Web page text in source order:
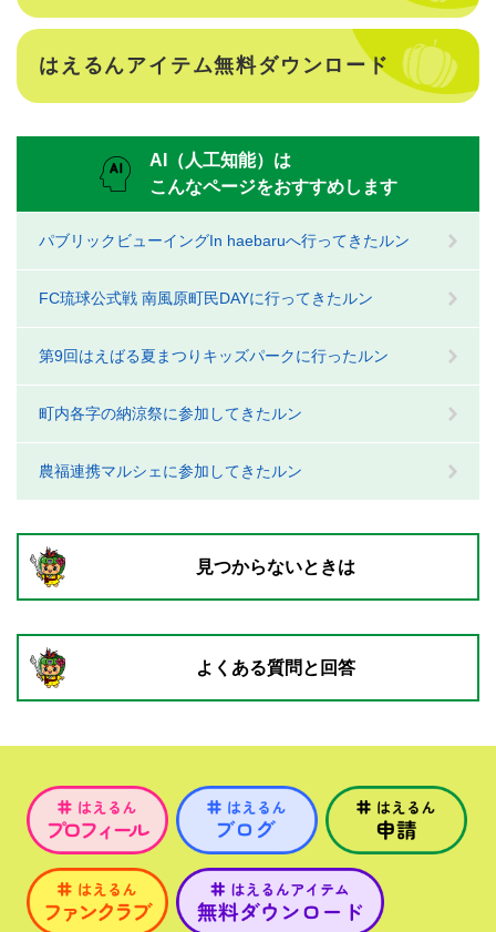
はえるんアイテム無料ダウンロード
AI（人工知能）は
こんなページをおすすめします
パブリックビューイングIn haebaruへ行ってきたルン
FC琉球公式戦 南風原町民DAYに行ってきたルン
第9回はえばる夏まつりキッズパークに行ったルン
町内各字の納涼祭に参加してきたルン
農福連携マルシェに参加してきたルン
見つからないときは
よくある質問と回答